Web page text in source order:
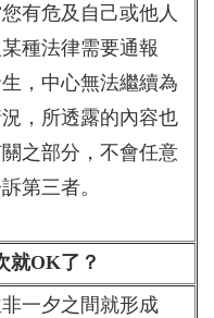
有危及自己或他人
種法律需要通報
，中心無法繼續為
，所透露的內容也
之部分，不會任意
第三者。
就OK了？
一夕之間就形成